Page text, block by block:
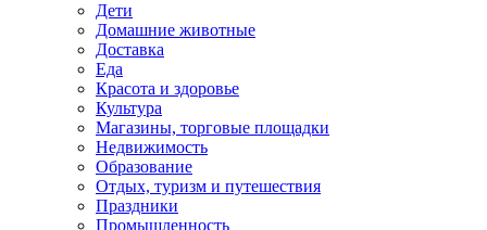
Дети
Домашние животные
Доставка
Еда
Красота и здоровье
Культура
Магазины, торговые площадки
Недвижимость
Образование
Отдых, туризм и путешествия
Праздники
Промышленность